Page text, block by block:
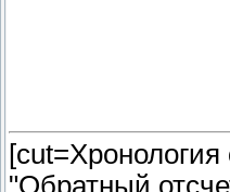
"Обратный